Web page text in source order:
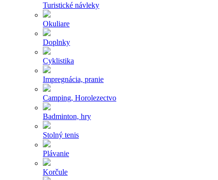
Turistické návleky
Okuliare
Doplnky
Cyklistika
Impregnácia, pranie
Camping, Horolezectvo
Badminton, hry
Stolný tenis
Plávanie
Korčule